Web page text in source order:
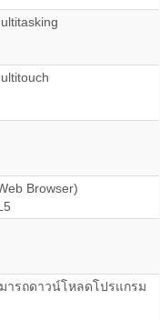
Browser)
ารถดาวน์โหลดโปรแกรม